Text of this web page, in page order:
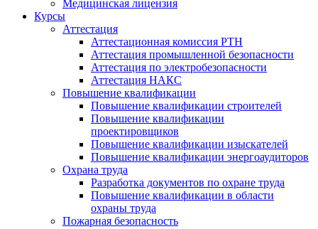
Медицинская лицензия
Курсы
Аттестация
Аттестационная комиссия РТН
Аттестация промышленной безопасности
Аттестация по электробезопасности
Аттестация НАКС
Повышение квалификации
Повышение квалификации строителей
Повышение квалификации
проектировщиков
Повышение квалификации изыскателей
Повышение квалификации энергоаудиторов
Охрана труда
Разработка документов по охране труда
Повышение квалификации в области
охраны труда
Пожарная безопасность